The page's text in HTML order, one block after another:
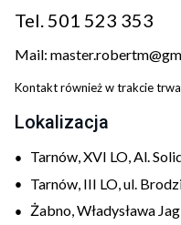
Tel.501 523 353
Mail:
Kontakt również w trakcie
Lokalizacja
Tarnów, XVI LO, Al.
Tarnów, III LO, ul.
Żabno, Władysława